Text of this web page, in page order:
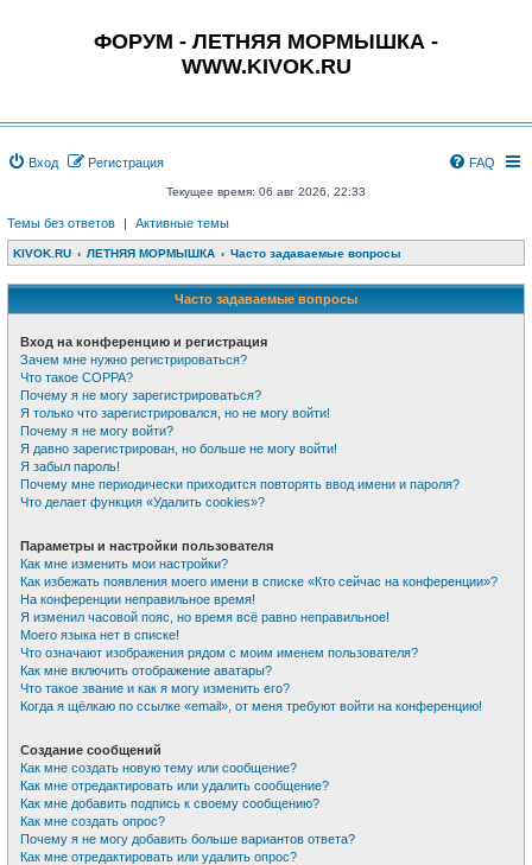
ФОРУМ - ЛЕТНЯЯ МОРМЫШКА -
WWW.KIVOK.RU
Вход Регистрация FAQ
Текущее время: 06 авг 2026, 22:33
Темы без ответов | Активные темы
KIVOK.RU ЛЕТНЯЯ МОРМЫШКА Часто задаваемые вопросы
Часто задаваемые вопросы
Вход на конференцию и регистрация
Зачем мне нужно регистрироваться?
Что такое COPPA?
Почему я не могу зарегистрироваться?
Я только что зарегистрировался, но не могу войти!
Почему я не могу войти?
Я давно зарегистрирован, но больше не могу войти!
Я забыл пароль!
Почему мне периодически приходится повторять ввод имени и пароля?
Что делает функция «Удалить cookies»?
Параметры и настройки пользователя
Как мне изменить мои настройки?
Как избежать появления моего имени в списке «Кто сейчас на конференции»?
На конференции неправильное время!
Я изменил часовой пояс, но время всё равно неправильное!
Моего языка нет в списке!
Что означают изображения рядом с моим именем пользователя?
Как мне включить отображение аватары?
Что такое звание и как я могу изменить его?
Когда я щёлкаю по ссылке «email», от меня требуют войти на конференцию!
Создание сообщений
Как мне создать новую тему или сообщение?
Как мне отредактировать или удалить сообщение?
Как мне добавить подпись к своему сообщению?
Как мне создать опрос?
Почему я не могу добавить больше вариантов ответа?
Как мне отредактировать или удалить опрос?